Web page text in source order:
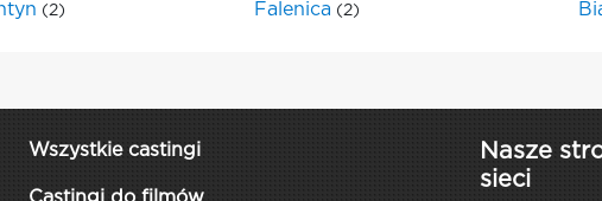
(2) Falenica (2)
Wszystkie castingi
Nasze
sieci